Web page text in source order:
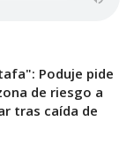
Poduje pide
de riesgo a
tras caída de